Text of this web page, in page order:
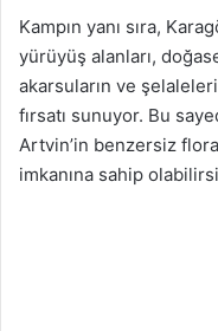
Kampın yanı sıra,
yürüyüş alanları,
akarsuların ve
fırsatı sunuyor. Bu
Artvin’in benzersiz
imkanına sahip